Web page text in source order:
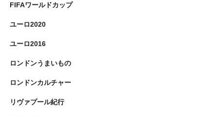
FIFAワールドカップ
ユーロ2020
ユーロ2016
ロンドンうまいもの
ロンドンカルチャー
リヴァプール紀行